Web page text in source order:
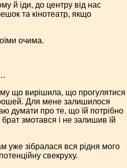
й іди, до центру від нас
та кінотеатр, якщо
очима.
що вирішила, що прогулятися
Для мене залишилося
думати про те, що їй потрібно
змотався і не залишив їй
уже зібралася вся рідня мого
свекруху.